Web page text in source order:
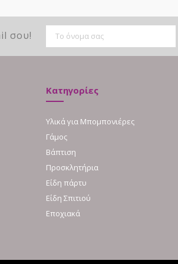
σου!
Κατηγορίες
Υλικά για Μπομπονιέρες
Γάμος
Βάπτιση
Προσκλητήρια
Είδη πάρτυ
Είδη Σπιτιού
Εποχιακά